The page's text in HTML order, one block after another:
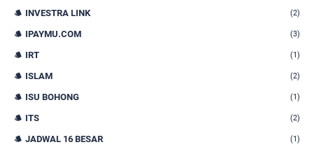
INVESTRA LINK (2)
IPAYMU.COM (3)
IRT (1)
ISLAM (2)
ISU BOHONG (1)
ITS (2)
JADWAL 16 BESAR (1)